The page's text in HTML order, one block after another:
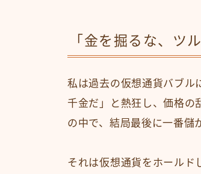
「金を掘るな、ツ
私は過去の仮想通貨バブル
千金だ」と熱狂し、価格の
の中で、結局最後に一番儲
それは仮想通貨をホールド